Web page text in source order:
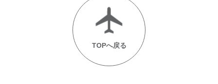
TOPへ戻る